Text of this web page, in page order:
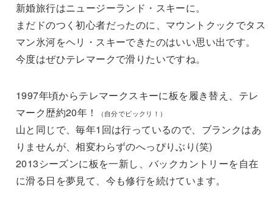
新婚旅行はニュージーランド・スキーに。
まだドのつく初心者だったのに、マウントクックでタス
マン氷河をヘリ・スキーできたのはいい思い出です。
今度はぜひテレマークで滑りたいですね。
1997年頃からテレマークスキーに板を履き替え、テレ
マーク歴約20年！
（自分でビックリ！）
山と同じで、毎年1回は行っているので、ブランクはあ
りませんが、相変わらずのへっぴりぶり(笑)
2013シーズンに板を一新し、バックカントリーを自在
に滑る日を夢見て、今も修行を続けています。